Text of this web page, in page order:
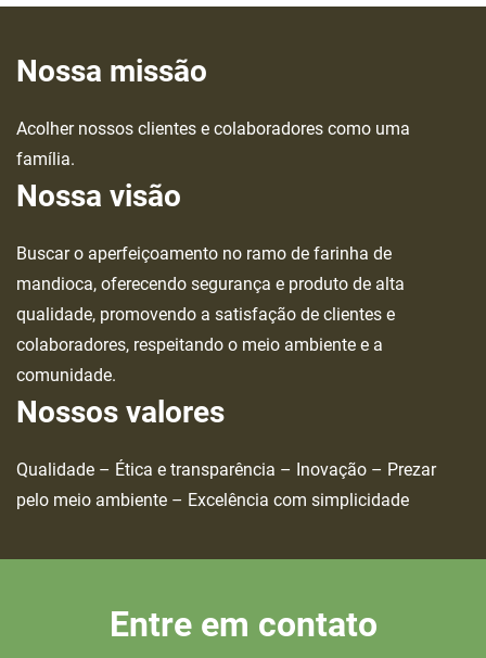
Nossa missão
Acolher nossos clientes e colaboradores como uma
família.
Nossa visão
Buscar o aperfeiçoamento no ramo de farinha de
mandioca, oferecendo segurança e produto de alta
qualidade, promovendo a satisfação de clientes e
colaboradores, respeitando o meio ambiente e a
comunidade.
Nossos valores
Qualidade – Ética e transparência – Inovação – Prezar
pelo meio ambiente – Excelência com simplicidade
Entre em contato